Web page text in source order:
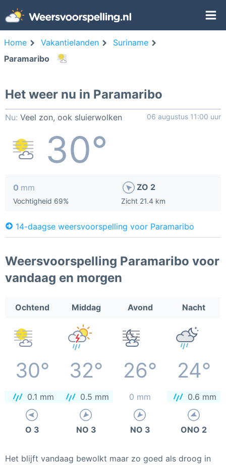
Home Vakantielanden
Suriname
Paramaribo
Het weer nu in Paramaribo
Nu: Veel zon, ook sluierwolken 06 augustus 11:00 uur
30°
0 mm
Vochtigheid 69%
ZO 2
Zicht 21.4 km
14-daagse weersvoorspelling voor Paramaribo
Weersvoorspelling Paramaribo voor
vandaag en morgen
Ochtend Middag Avond Nacht
30° 32° 26° 24°
0.1 mm 0.5 mm 0 mm 0.6 mm
O 3 NO 3 NO 3 ONO 2
Het blijft vandaag bewolkt maar zo goed als droog in